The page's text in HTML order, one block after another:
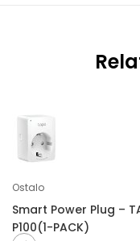
Ostalo
Smart Power Plug –
P100(1-PACK)